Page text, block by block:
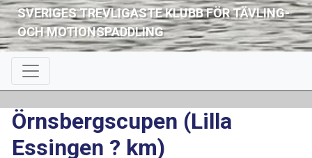
SVERIGES TREVLIGASTE KLUBB FÖR TÄVLING-
OCH MOTIONSPADDLING
Örnsbergscupen (Lilla
Essingen ? km)